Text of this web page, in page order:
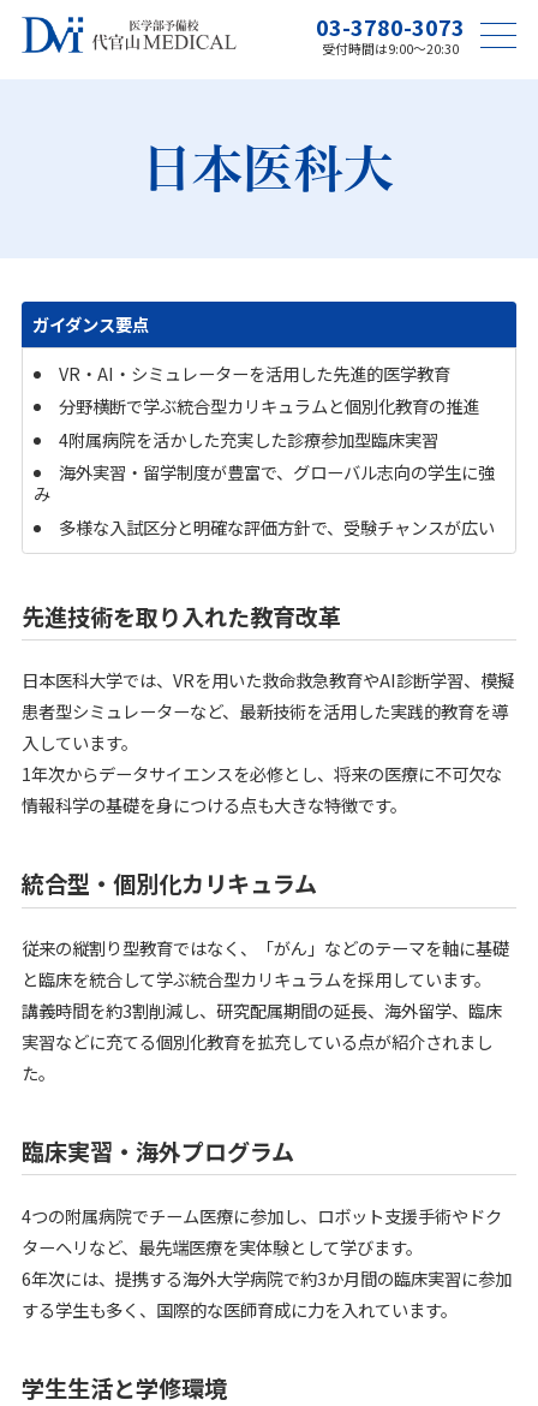
03-3780-3073
受付時間は9:00〜20:30
日本医科大
ガイダンス要点
VR・AI・シミュレーターを活用した先進的医学教育
分野横断で学ぶ統合型カリキュラムと個別化教育の推進
4附属病院を活かした充実した診療参加型臨床実習
海外実習・留学制度が豊富で、グローバル志向の学生に強
み
多様な入試区分と明確な評価方針で、受験チャンスが広い
先進技術を取り入れた教育改革
日本医科大学では、VRを用いた救命救急教育やAI診断学習、模擬
患者型シミュレーターなど、最新技術を活用した実践的教育を導
入しています。
1年次からデータサイエンスを必修とし、将来の医療に不可欠な
情報科学の基礎を身につける点も大きな特徴です。
統合型・個別化カリキュラム
従来の縦割り型教育ではなく、「がん」などのテーマを軸に基礎
と臨床を統合して学ぶ統合型カリキュラムを採用しています。
講義時間を約3割削減し、研究配属期間の延長、海外留学、臨床
実習などに充てる個別化教育を拡充している点が紹介されまし
た。
臨床実習・海外プログラム
4つの附属病院でチーム医療に参加し、ロボット支援手術やドク
ターヘリなど、最先端医療を実体験として学びます。
6年次には、提携する海外大学病院で約3か月間の臨床実習に参加
する学生も多く、国際的な医師育成に力を入れています。
学生生活と学修環境